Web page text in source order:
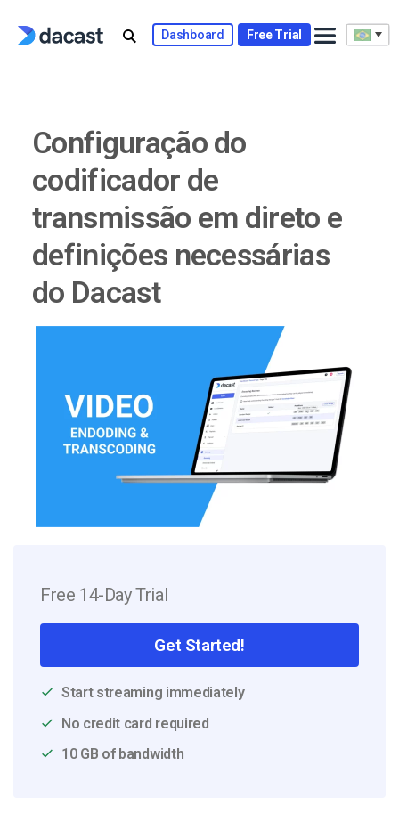
Dashboard Free Trial
Configuração do
codificador de
transmissão em direto e
definições necessárias
do Dacast
Free 14-Day Trial
Get Started!
Start streaming immediately
No credit card required
10 GB of bandwidth